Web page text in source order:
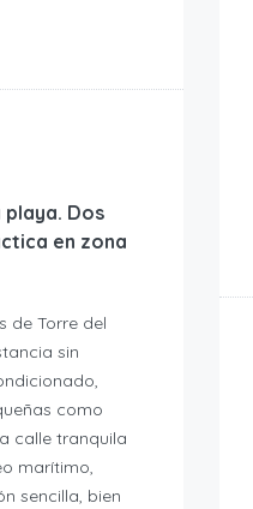
Dos
en zona
de Torre del
sin
como
calle tranquila
marítimo,
sencilla, bien